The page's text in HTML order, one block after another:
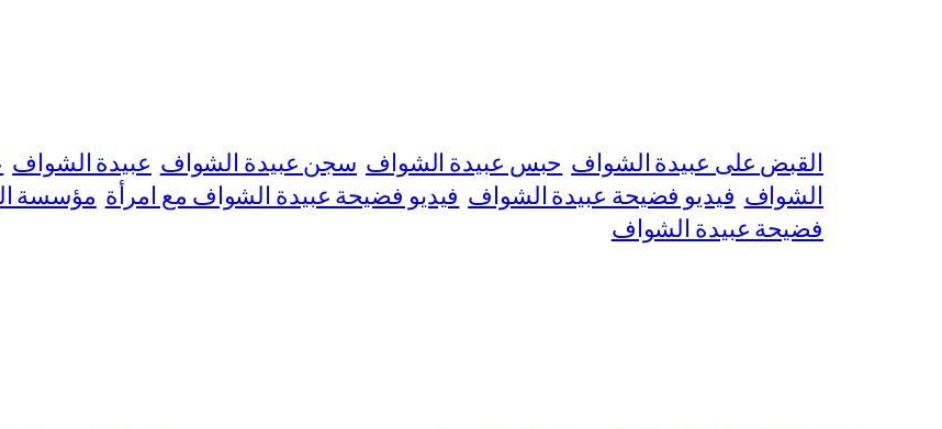
القبض على عبيدة الشواف حبس عبيدة الشواف سجن عبيدة الشواف عبيدة الشواف
الشواف فيديو فضيحة عبيدة الشواف فيديو فضيحة عبيدة الشواف مع امرأة مؤسسة
فضيحة عبيدة الشواف